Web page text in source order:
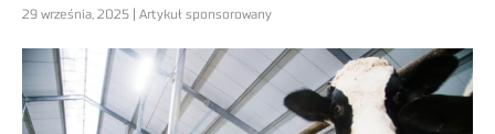
29 września, 2025 | Artykuł sponsorowany